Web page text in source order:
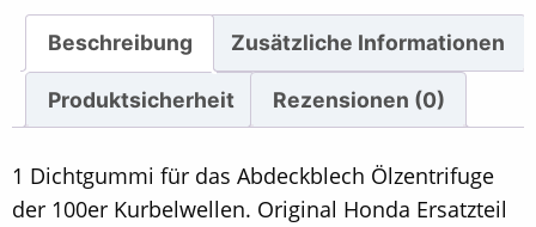
MengeBeschreibung Zusätzliche Informationen
Produktsicherheit Rezensionen (0)
1 Dichtgummi für das Abdeckblech Ölzentrifuge
der 100er Kurbelwellen. Original Honda Ersatzteil